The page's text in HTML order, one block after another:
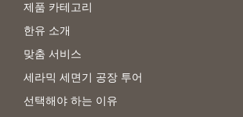
제품 카테고리
한유 소개
맞춤 서비스
세라믹 세면기 공장 투어
선택해야 하는 이유